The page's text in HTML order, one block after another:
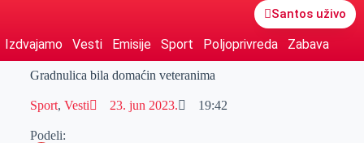
Santos uživo
Izdvajamo Vesti Emisije Sport Poljoprivreda Zabava
Gradnulica bila domaćin veteranima
Sport, Vesti 23. jun 2023. 19:42
Podeli: